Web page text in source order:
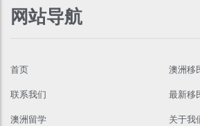
网站导航
首页
澳洲移
联系我们
最新移
澳洲留学
关于我